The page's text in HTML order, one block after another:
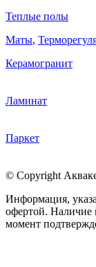
Теплые полы
Маты,
Керамогранит
Ламинат
Паркет
© Copyright
Информация,
офертой. Наличие
момент